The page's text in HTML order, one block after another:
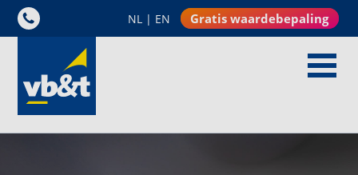
NL | EN Gratis waardebepaling